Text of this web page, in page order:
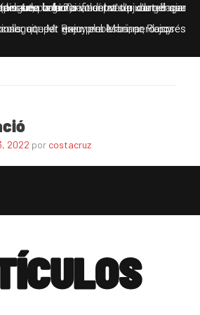
un cartell que pose: «Conciutadà, si tens una urgència, ací pots pixar o cagar amb tota tranquil·litat (pis 4rt, porta 7)».
s’han aconseguit: per exemple esbrinar, després de molts anys d’escorcolls, que M. Rajoy era Mariano Rajoy.
2022 por costacruz